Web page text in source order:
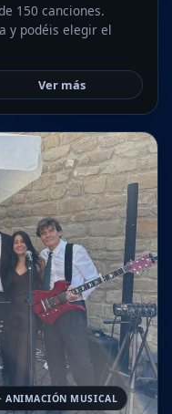
150 canciones.
y podéis elegir el
Ver más
ANIMACIÓN MUSICAL